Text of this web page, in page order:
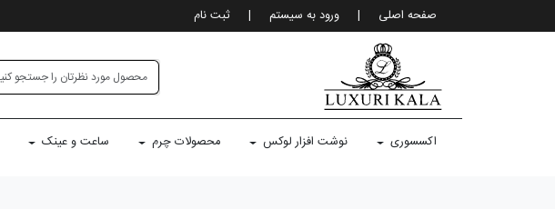
صفحه اصلی | ورود به سيستم | ثبت نام
اکسسوری نوشت افزار لوکس محصولات چرم ساعت و عینک